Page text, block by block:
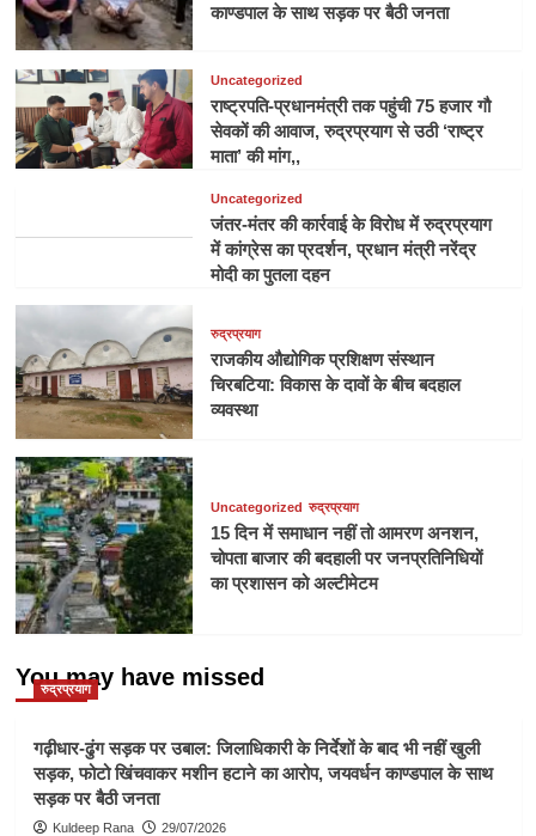
काण्डपाल के साथ सड़क पर बैठी जनता
Uncategorized
राष्ट्रपति-प्रधानमंत्री तक पहुंची 75 हजार गौ
सेवकों की आवाज, रुद्रप्रयाग से उठी ‘राष्ट्र
माता’ की मांग,,
Uncategorized
जंतर-मंतर की कार्रवाई के विरोध में रुद्रप्रयाग
में कांग्रेस का प्रदर्शन, प्रधान मंत्री नरेंद्र
मोदी का पुतला दहन
रुद्रप्रयाग
राजकीय औद्योगिक प्रशिक्षण संस्थान
चिरबटिया: विकास के दावों के बीच बदहाल
व्यवस्था
Uncategorized रुद्रप्रयाग
15 दिन में समाधान नहीं तो आमरण अनशन,
चोपता बाजार की बदहाली पर जनप्रतिनिधियों
का प्रशासन को अल्टीमेटम
You may have missed
रुद्रप्रयाग
गढ़ीधार-ढुंग सड़क पर उबाल: जिलाधिकारी के निर्देशों के बाद भी नहीं खुली
सड़क, फोटो खिंचवाकर मशीन हटाने का आरोप, जयवर्धन काण्डपाल के साथ
सड़क पर बैठी जनता
Kuldeep Rana 29/07/2026